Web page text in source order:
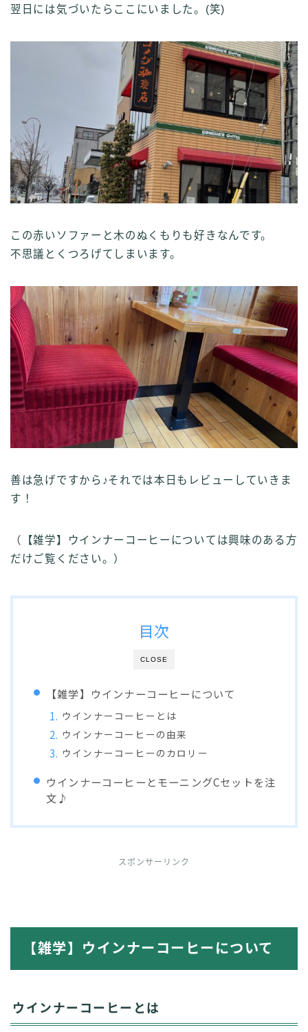
翌日には気づいたらここにいました。(笑)
この赤いソファーと木のぬくもりも好きなんです。
不思議とくつろげてしまいます。
善は急げですから♪それでは本日もレビューしていきま
す！
（【雑学】ウインナーコーヒーについては興味のある方
だけご覧ください。）
CLOSE
目次
【雑学】ウインナーコーヒーについて
ウインナーコーヒーとは
ウインナーコーヒーの由来
ウインナーコーヒーのカロリー
ウインナーコーヒーとモーニングCセットを注
文♪
スポンサーリンク
【雑学】ウインナーコーヒーについて
ウインナーコーヒーとは